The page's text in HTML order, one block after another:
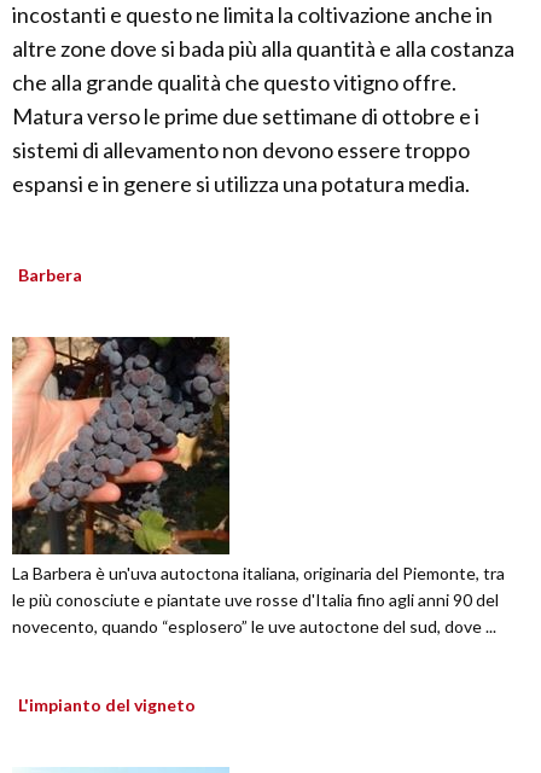
incostanti e questo ne limita la coltivazione anche in
altre zone dove si bada più alla quantità e alla costanza
che alla grande qualità che questo vitigno offre.
Matura verso le prime due settimane di ottobre e i
sistemi di allevamento non devono essere troppo
espansi e in genere si utilizza una potatura media.
Barbera
La Barbera è un'uva autoctona italiana, originaria del Piemonte, tra
le più conosciute e piantate uve rosse d'Italia fino agli anni 90 del
novecento, quando “esplosero” le uve autoctone del sud, dove ...
L'impianto del vigneto